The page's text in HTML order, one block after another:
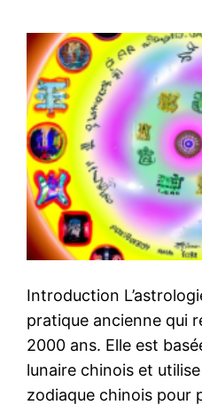
Introduction
pratique ancienne qui
2000 ans. Elle est
lunaire chinois et
zodiaque chinois pour